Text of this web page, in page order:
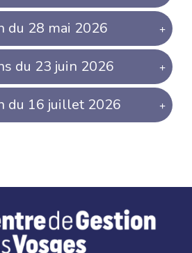
du 28 mai 2026
du 23 juin 2026
du 16 juillet 2026